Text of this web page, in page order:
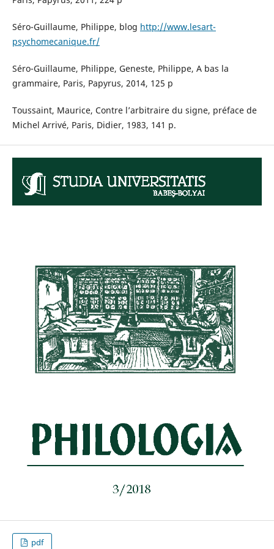
Séro-Guillaume, Philippe, blog http://www.lesart-
psychomecanique.fr/
Séro-Guillaume, Philippe, Geneste, Philippe, A bas la
grammaire, Paris, Papyrus, 2014, 125 p
Toussaint, Maurice, Contre l’arbitraire du signe, préface de
Michel Arrivé, Paris, Didier, 1983, 141 p.
pdf